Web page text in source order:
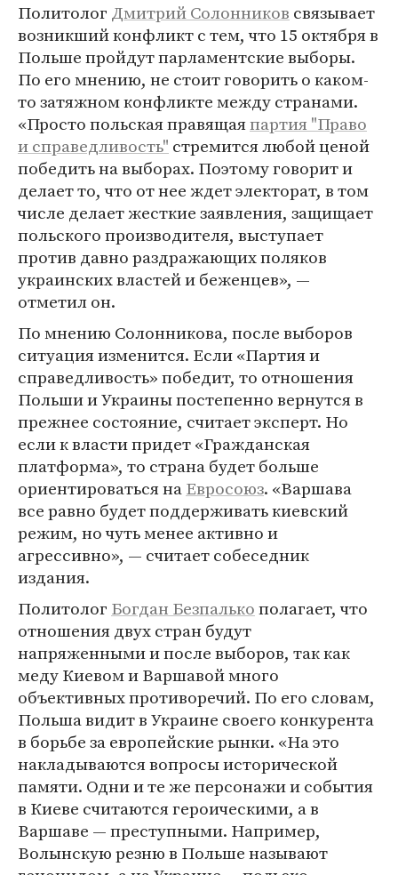
Политолог Дмитрий Солонников связывает
возникший конфликт с тем, что 15 октября в
Польше пройдут парламентские выборы.
По его мнению, не стоит говорить о каком-
то затяжном конфликте между странами.
«Просто польская правящаяпартия "Право
и справедливость" стремится любой ценой
победить на выборах. Поэтому говорит и
делает то, что от нее ждет электорат, в том
числе делает жесткие заявления, защищает
польского производителя, выступает
против давно раздражающих поляков
украинских властей и беженцев», —
отметил он.
По мнению Солонникова, после выборов
ситуация изменится. Если «Партия и
справедливость» победит, то отношения
Польши и Украины постепенно вернутся в
прежнее состояние, считает эксперт. Но
если к власти придет «Гражданская
платформа», то страна будет больше
ориентироваться наЕвросоюз. «Варшава
все равно будет поддерживать киевский
режим, но чуть менее активно и
агрессивно», — считает собеседник
издания.
Политолог Богдан Безпалькополагает, что
отношения двух стран будут
напряженными и после выборов, так как
меду Киевом и Варшавой много
объективных противоречий. По его словам,
Польша видит в Украине своего конкурента
в борьбе за европейские рынки. «На это
накладываются вопросы исторической
памяти. Одни и те же персонажи и события
в Киеве считаются героическими, а в
Варшаве — преступными. Например,
Волынскую резню в Польше называют